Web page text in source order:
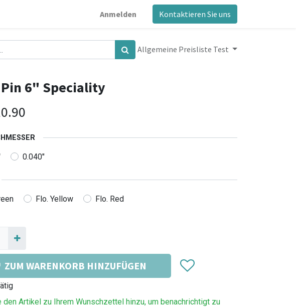
Anmelden Kontaktieren Sie uns
Allgemeine Preisliste Test
6" Speciality
0.040"
Flo. Yellow Flo. Red
ZUM WARENKORB HINZUFÜGEN
den Artikel zu Ihrem Wunschzettel hinzu, um benachrichtigt zu